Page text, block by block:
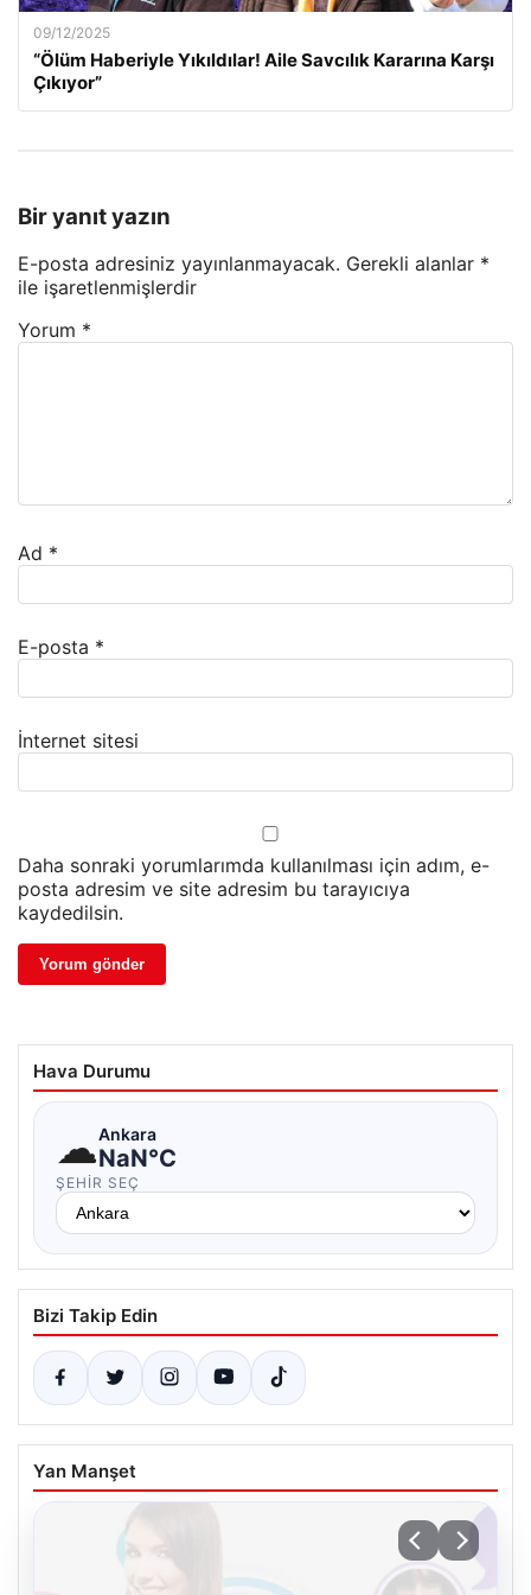
09/12/2025
“Ölüm Haberiyle Yıkıldılar! Aile Savcılık Kararına Karşı
Çıkıyor”
Bir yanıt yazın
E-posta adresiniz yayınlanmayacak. Gerekli alanlar *
ile işaretlenmişlerdir
Yorum *
Ad *
E-posta *
İnternet sitesi
Daha sonraki yorumlarımda kullanılması için adım, e-
posta adresim ve site adresim bu tarayıcıya
kaydedilsin.
Hava Durumu
☁Ankara
NaN°C
ŞEHIR SEÇ
Bizi Takip Edin
Yan Manşet